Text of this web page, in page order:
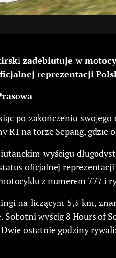
zadebiutuje w
reprezentacji
po zakończeniu
R1 na torze Sepang, gdzie
wyścigu
oficjalnej reprezentacji
z numerem 777 i
na liczącym 5,5 km,
Sobotni wyścig 8 Hours of
ostatnie godziny